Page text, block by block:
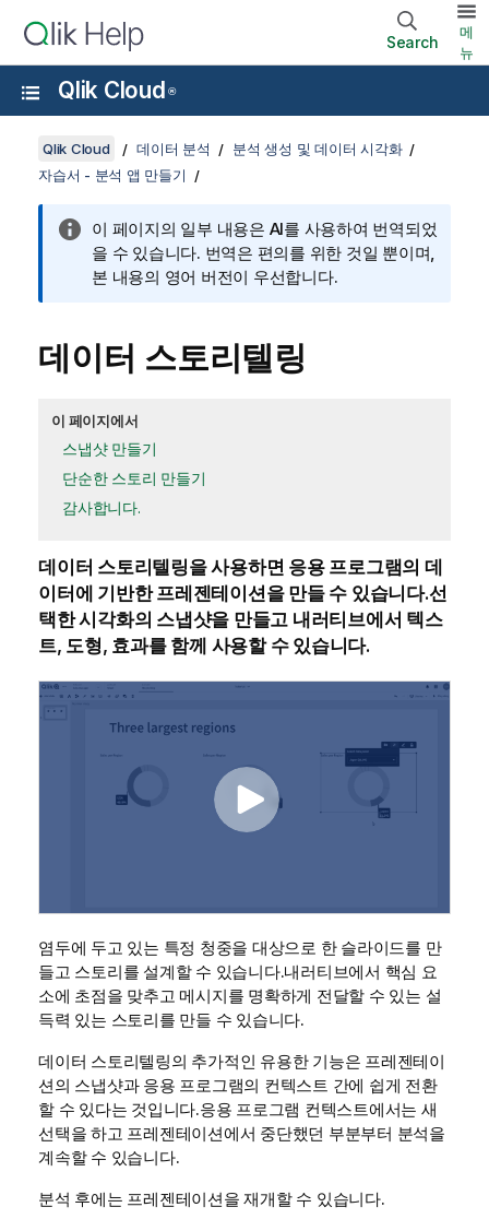
Search
메
뉴
Qlik Cloud ®
Qlik Cloud 데이터 분석
분석 생성 및 데이터 시각화
자습서 - 분석 앱 만들기
이 페이지의 일부 내용은 AI를 사용하여 번역되었
을 수 있습니다. 번역은 편의를 위한 것일 뿐이며,
본 내용의 영어 버전이 우선합니다.
데이터 스토리텔링
이 페이지에서
스냅샷 만들기
단순한 스토리 만들기
감사합니다.
데이터 스토리텔링을 사용하면 응용 프로그램의 데
이터에 기반한 프레젠테이션을 만들 수 있습니다.선
택한시각화의 스냅샷을 만들고 내러티브에서 텍스
트, 도형, 효과를 함께 사용할 수 있습니다.
염두에 두고 있는 특정 청중을 대상으로 한 슬라이드를 만
들고 스토리를 설계할 수 있습니다.내러티브에서 핵심 요
소에 초점을 맞추고 메시지를 명확하게 전달할 수 있는 설
득력 있는 스토리를 만들 수 있습니다.
데이터 스토리텔링의 추가적인 유용한 기능은 프레젠테이
션의 스냅샷과 응용 프로그램의 컨텍스트 간에 쉽게 전환
할 수 있다는 것입니다.응용 프로그램 컨텍스트에서는 새
선택을 하고 프레젠테이션에서 중단했던 부분부터 분석을
계속할 수 있습니다.
분석 후에는 프레젠테이션을 재개할 수 있습니다.